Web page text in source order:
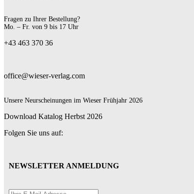
Fragen zu Ihrer Bestellung?
Mo. – Fr. von 9 bis 17 Uhr
+43 463 370 36
office@wieser-verlag.com
Unsere Neurscheinungen im Wieser Frühjahr 2026
Download Katalog Herbst 2026
Folgen Sie uns auf:
NEWSLETTER ANMELDUNG